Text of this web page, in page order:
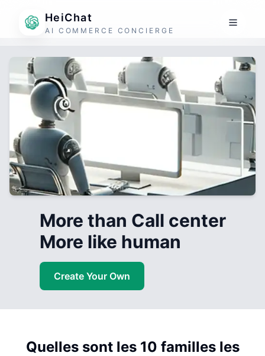
HeiChat
AI COMMERCE CONCIERGE
More than Call center
More like human
Create Your Own
Quelles sont les 10 familles les